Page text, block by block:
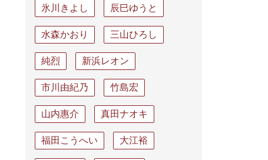
氷川きよし 辰巳ゆうと
水森かおり 三山ひろし
純烈 新浜レオン
市川由紀乃 竹島宏
山内惠介 真田ナオキ
福田こうへい 大江裕